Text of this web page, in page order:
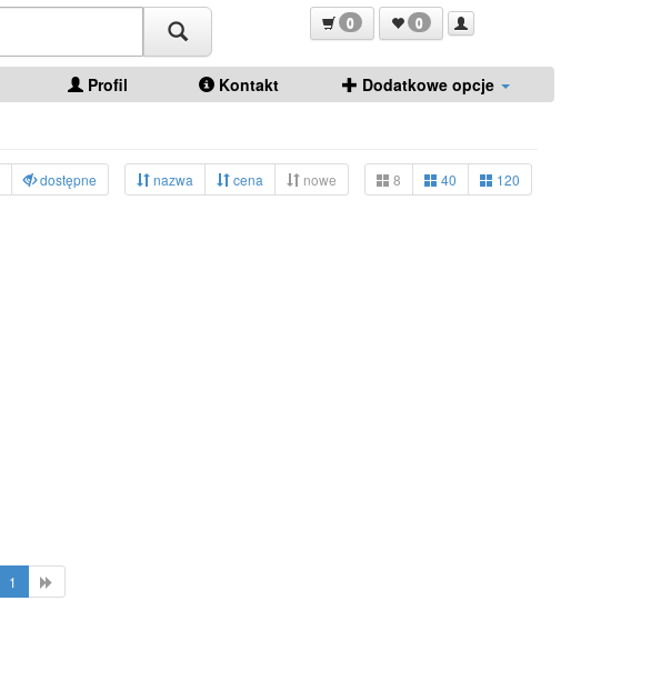
0 0
Profil Kontakt Dodatkowe opcje
dostępne nazwa cena nowe 8 40 120
1